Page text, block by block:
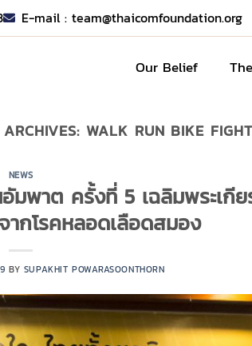
E-mail :team@thaicomfoundation.org
Our Belief
ARCHIVES:WALK RUN BIKE
NEWS
พาต ครั้งที่ 5 เฉลิมพระเกี
กโรคหลอดเลือดสมอง
BY SUPAKHIT POWARASOONTHORN